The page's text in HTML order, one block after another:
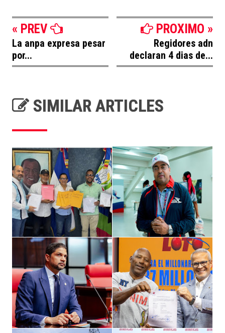
« PREV
La anpa expresa pesar
por...
PROXIMO »
Regidores adn
declaran 4 dias de...
SIMILAR ARTICLES